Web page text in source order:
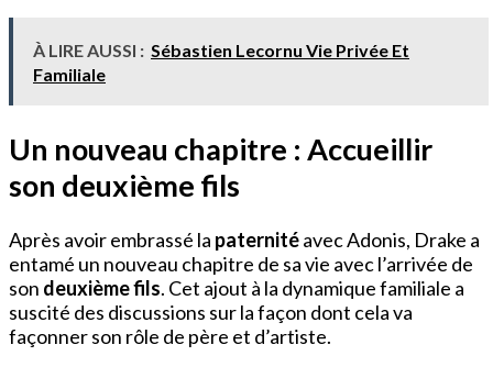
À LIRE AUSSI : Sébastien Lecornu Vie Privée Et
Familiale
Un nouveau chapitre : Accueillir
son deuxième fils
Après avoir embrassé la paternitéavec Adonis, Drake a
entamé un nouveau chapitre de sa vie avec l’arrivée de
son deuxième fils. Cet ajout à la dynamique familiale a
suscité des discussions sur la façon dont cela va
façonner son rôle de père et d’artiste.